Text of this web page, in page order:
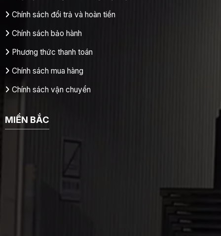
Chính sách đổi trả và hoàn tiền
Chính sách bảo hành
Phương thức thanh toán
Chính sách mua hàng
Chính sách vận chuyển
MIỀN BẮC